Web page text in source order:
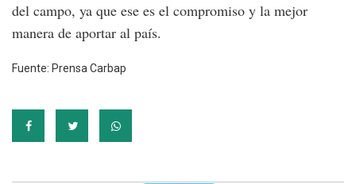
del campo, ya que ese es el compromiso y la mejor
manera de aportar al país.
Fuente: Prensa Carbap